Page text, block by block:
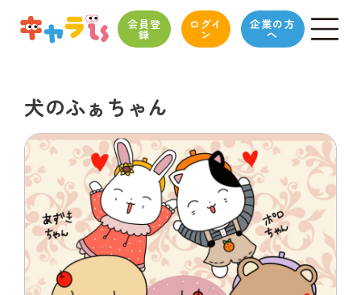
会員登
録
ログイ
ン
企業の方
へ
犬のふぁちゃん